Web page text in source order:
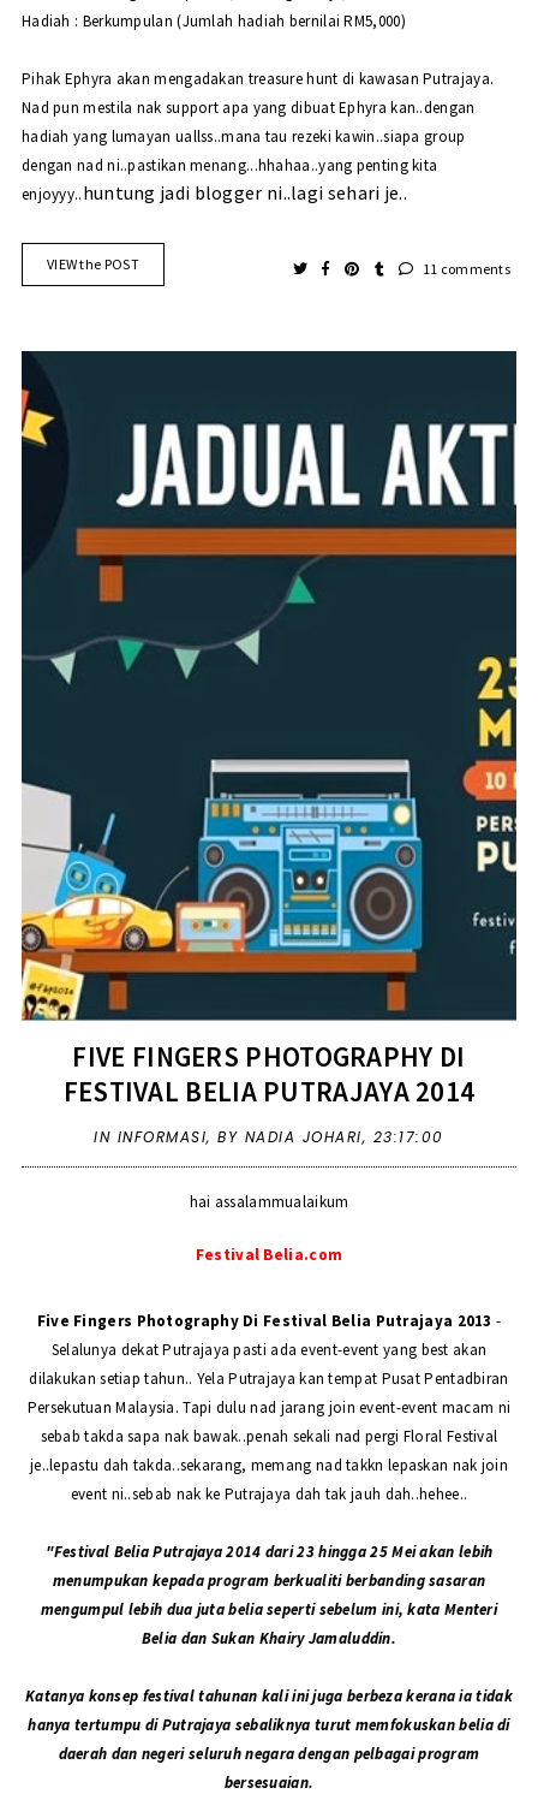
Hadiah : Berkumpulan (Jumlah hadiah bernilai RM5,000)
Pihak Ephyra akan mengadakan treasure hunt di kawasan Putrajaya.
Nad pun mestila nak support apa yang dibuat Ephyra kan..dengan
hadiah yang lumayan uallss..mana tau rezeki kawin..siapa group
dengan nad ni..pastikan menang...hhahaa..yang penting kita
enjoyyy..huntung jadi blogger ni..lagi sehari je..
VIEW the POST 11 comments
FIVE FINGERS PHOTOGRAPHY DI
FESTIVAL BELIA PUTRAJAYA 2014
IN INFORMASI,BY NADIA JOHARI, 23:17:00
hai assalammualaikum
Festival Belia.com
Five Fingers Photography Di Festival Belia Putrajaya 2013 -
Selalunya dekat Putrajaya pasti ada event-event yang best akan
dilakukan setiap tahun.. Yela Putrajaya kan tempat Pusat Pentadbiran
Persekutuan Malaysia. Tapi dulu nad jarang join event-event macam ni
sebab takda sapa nak bawak..penah sekali nad pergi Floral Festival
je..lepastu dah takda..sekarang, memang nad takkn lepaskan nak join
event ni..sebab nak ke Putrajaya dah tak jauh dah..hehee..
"Festival Belia Putrajaya 2014 dari 23 hingga 25 Mei akan lebih
menumpukan kepada program berkualiti berbanding sasaran
mengumpul lebih dua juta belia seperti sebelum ini, kata Menteri
Belia dan Sukan Khairy Jamaluddin.
Katanya konsep festival tahunan kali ini juga berbeza kerana ia tidak
hanya tertumpu di Putrajaya sebaliknya turut memfokuskan belia di
daerah dan negeri seluruh negara dengan pelbagai program
bersesuaian.